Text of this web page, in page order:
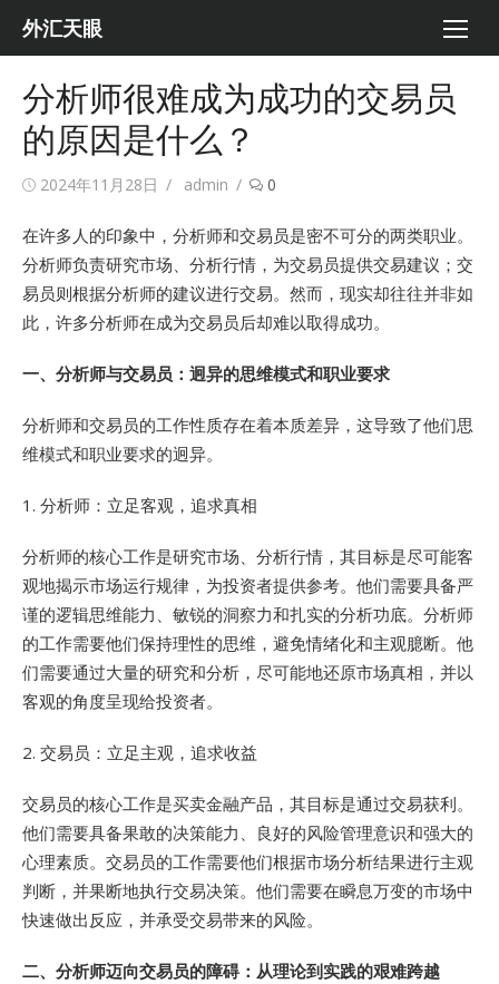
Skip
外汇天眼
分析师很难成为成功的交易员
的原因是什么？
Posted
2024年11月28日 Author
admin 0
在许多人的印象中，分析师和交易员是密不可分的两类职业。
分析师负责研究市场、分析行情，为交易员提供交易建议；交
易员则根据分析师的建议进行交易。然而，现实却往往并非如
此，许多分析师在成为交易员后却难以取得成功。
一、 分析师与交易员：迥异的思维模式和职业要求
分析师和交易员的工作性质存在着本质差异，这导致了他们思
维模式和职业要求的迥异。
1. 分析师：立足客观，追求真相
分析师的核心工作是研究市场、分析行情，其目标是尽可能客
观地揭示市场运行规律，为投资者提供参考。他们需要具备严
谨的逻辑思维能力、敏锐的洞察力和扎实的分析功底。分析师
的工作需要他们保持理性的思维，避免情绪化和主观臆断。他
们需要通过大量的研究和分析，尽可能地还原市场真相，并以
客观的角度呈现给投资者。
2. 交易员：立足主观，追求收益
交易员的核心工作是买卖金融产品，其目标是通过交易获利。
他们需要具备果敢的决策能力、良好的风险管理意识和强大的
心理素质。交易员的工作需要他们根据市场分析结果进行主观
判断，并果断地执行交易决策。他们需要在瞬息万变的市场中
快速做出反应，并承受交易带来的风险。
二、 分析师迈向交易员的障碍：从理论到实践的艰难跨越